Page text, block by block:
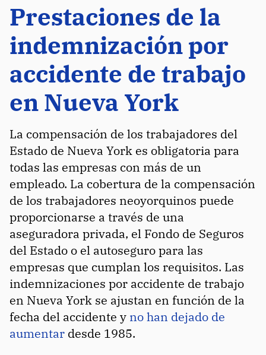
Prestaciones de la
indemnización por
accidente de trabajo
en Nueva York
La compensación de los trabajadores del
Estado de Nueva York es obligatoria para
todas las empresas con más de un
empleado. La cobertura de la compensación
de los trabajadores neoyorquinos puede
proporcionarse a través de una
aseguradora privada, el Fondo de Seguros
del Estado o el autoseguro para las
empresas que cumplan los requisitos. Las
indemnizaciones por accidente de trabajo
en Nueva York se ajustan en función de la
fecha del accidente y no han dejado de
aumentar desde 1985.